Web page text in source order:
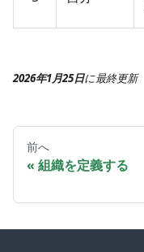
2026年1月25日に最終更新
前へ
組織を定義する